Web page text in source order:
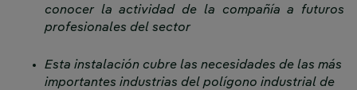
conocer la actividad de la compañía a futuros
profesionales del sector
Esta instalación cubre las necesidades de las más
importantes industrias del polígono industrial de